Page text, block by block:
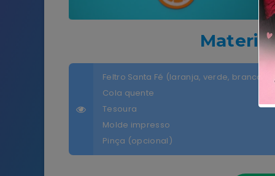
Feltro Santa Fé (laranja, verde, branco,
Cola quente
Tesoura
Molde impresso
Pinça (opcional)